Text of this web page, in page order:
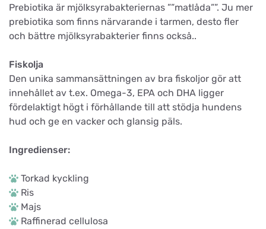
Prebiotika är mjölksyrabakteriernas ””matlåda””. Ju mer
prebiotika som finns närvarande i tarmen, desto fler
och bättre mjölksyrabakterier finns också..
Fiskolja
Den unika sammansättningen av bra fiskoljor gör att
innehållet av t.ex. Omega-3, EPA och DHA ligger
fördelaktigt högt i förhållande till att stödja hundens
hud och ge en vacker och glansig päls.
Ingredienser:
Torkad kyckling
Ris
Majs
Raffinerad cellulosa